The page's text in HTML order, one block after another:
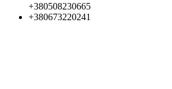
+380508230665
+380673220241